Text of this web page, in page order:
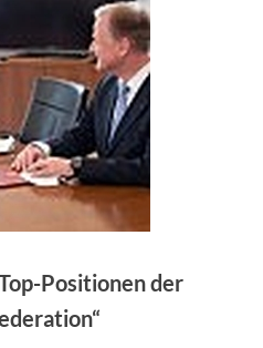
Positionen der